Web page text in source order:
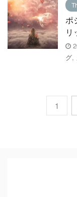
ポ
リ
グ,
1